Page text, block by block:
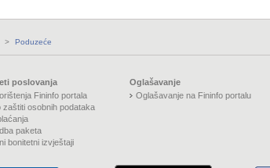
> Poduzeće
poslovanja
Fininfo portala
zaštiti osobnih podataka
paketa
bonitetni izvještaji
Oglašavanje
Oglašavanje na Fininfo portalu